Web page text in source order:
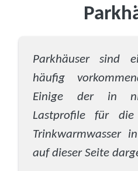
Parkhäuser sind
häufig
Einige der in
Lastprofile für die
Trinkwarmwasser
auf dieser Seite